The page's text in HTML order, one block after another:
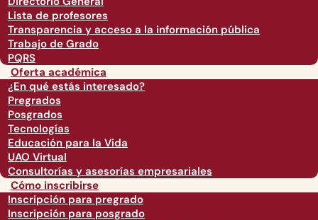
Lista de profesores
Transparencia y acceso a la información pública
Trabajo de Grado
PQRS
Oferta académica
¿En qué estás interesado?
Pregrados
Posgrados
Tecnologías
Educación para la Vida
UAO Virtual
Consultorías y asesorías empresariales
Cómo inscribirse
Inscripción para pregrado
Inscripción para posgrado